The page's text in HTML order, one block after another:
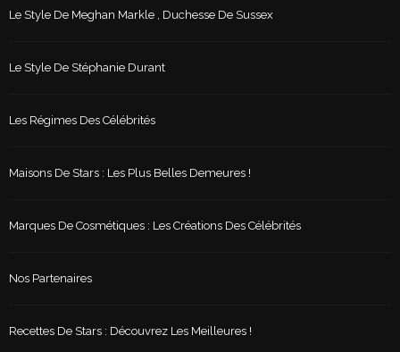
Le Style De Meghan Markle , Duchesse De Sussex
Le Style De Stéphanie Durant
Les Régimes Des Célébrités
Maisons De Stars : Les Plus Belles Demeures !
Marques De Cosmétiques : Les Créations Des Célébrités
Nos Partenaires
Recettes De Stars : Découvrez Les Meilleures !